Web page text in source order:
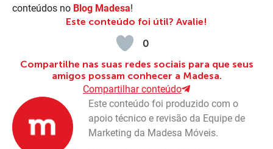
conteúdos no Blog Madesa!
Este conteúdo foi útil? Avalie!
0
Compartilhe nas suas redes sociais para que seus
amigos possam conhecer a Madesa.
Compartilhar conteúdo
Este conteúdo foi produzido com o
apoio técnico e revisão da Equipe de
Marketing da Madesa Móveis.